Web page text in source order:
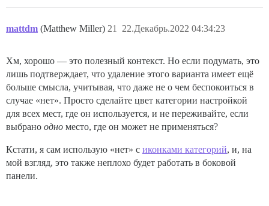
mattdm (Matthew Miller) 22.Декабрь.2022 04:34:23
21
Хм, хорошо — это полезный контекст. Но если подумать, это
лишь подтверждает, что удаление этого варианта имеет ещё
больше смысла, учитывая, что даже не о чем беспокоиться в
случае «нет». Просто сделайте цвет категории настройкой
для всех мест, где он используется, и не переживайте, если
выбрано одно место, где он может не применяться?
Кстати, я сам использую «нет» с иконками категорий, и, на
мой взгляд, это также неплохо будет работать в боковой
панели.